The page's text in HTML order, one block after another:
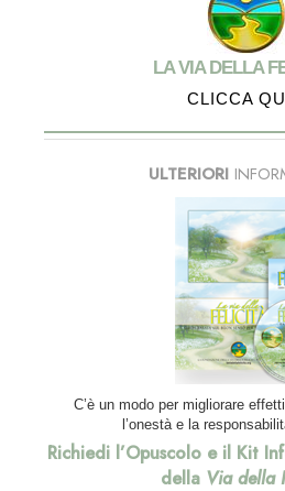
LA VIA DELLA
CLICCA
ULTERIORI
C’è un modo per migliorare
l’onestà e la
Richiedi l’Opuscolo e il Kit
della Via della